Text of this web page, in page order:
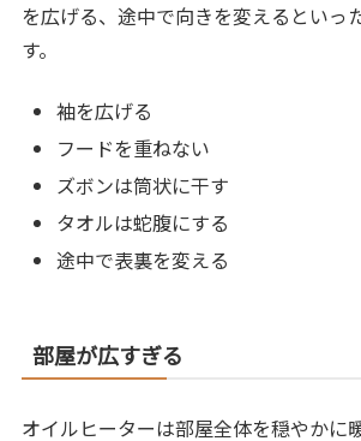
を広げる、途中で向きを変えるといっ
す。
袖を広げる
フードを重ねない
ズボンは筒状に干す
タオルは蛇腹にする
途中で表裏を変える
部屋が広すぎる
オイルヒーターは部屋全体を穏やかに